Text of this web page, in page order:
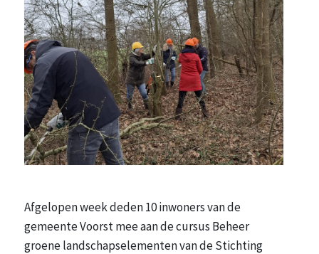
Afgelopen week deden 10 inwoners van de
gemeente Voorst mee aan de cursus Beheer
groene landschapselementen van de Stichting